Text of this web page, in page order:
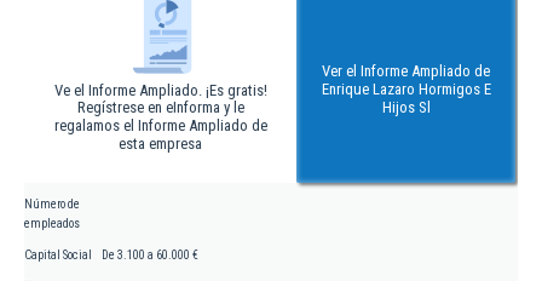
Ve el Informe Ampliado. ¡Es gratis!
Regístrese en eInforma y le
regalamos el Informe Ampliado de
esta empresa
Ver el Informe Ampliado de
Enrique Lazaro Hormigos E
Hijos Sl
Número de
empleados
Capital Social De 3.100 a 60.000 €